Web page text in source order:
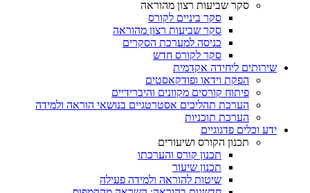
סקר שביעות רצון מהוראה
סקר ביניים לקורס
סקר שביעות רצון מהוראה
כניסה למערכת הסקרים
סקר לקורס חדש
שירותים ליחידה אקדמית
הפקת וידאו ופודקאסטים
פיתוח קורסים מקוונים והיברידיים
הערכת תהליכים אסטרטגיים בנושאי הוראה ולמידה
הערכת תוכניות
ידע וכלים פדגוגיים
תכנון הקורס ושיעורים
תכנון קורס והערכתו
תכנון שיעור
שיטות להוראה ולמידה פעילה